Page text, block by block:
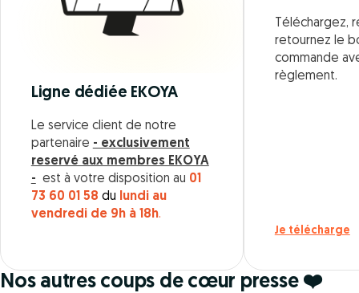
Ligne dédiée EKOYA
Le service client de notre
partenaire - exclusivement
reservé aux membres EKOYA
- est à votre disposition au 01
73 60 01 58 du
lundi au
vendredi de 9h à 18h.
Téléchargez,
retournez le
commande
règlement.
Je télécharge
Nos autres coups de cœur presse ❤️